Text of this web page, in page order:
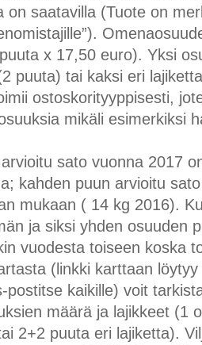
on saatavilla (Tuote on
x 17,50 euro). Yksi
puuta) tai kaksi eri
ostoskorityyppisesti,
mikäli esimerkiksi
sato vuonna 2017
kahden puun arvioitu
mukaan ( 14 kg 2016).
ja siksi yhden osuuden
vuodesta toiseen koska
(linkki karttaan
postitse kaikille) voit
määrä ja lajikkeet (1
2+2 puuta eri lajiketta).